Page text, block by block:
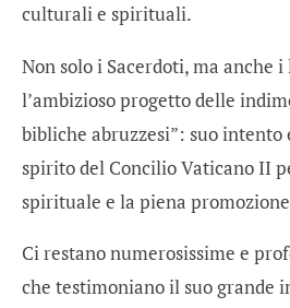
culturali e spirituali.
Non solo i Sacerdoti, ma anche
l’ambizioso progetto delle
bibliche abruzzesi”: suo intento
spirito del Concilio Vaticano II
spirituale e la piena
Ci restano numerosissime e
che testimoniano il suo grande